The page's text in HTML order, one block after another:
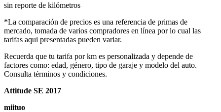
sin reporte de kilómetros
*La comparación de precios es una referencia de primas de
mercado, tomada de varios compradores en línea por lo cual las
tarifas aqui presentadas pueden variar.
Recuerda que tu tarifa por km es personalizada y depende de
factores como: edad, género, tipo de garaje y modelo del auto.
Consulta términos y condiciones.
Attitude SE 2017
miituo